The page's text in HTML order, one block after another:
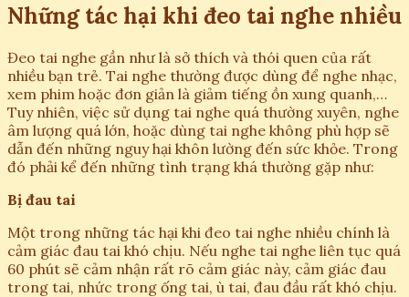
Những tác hại khi đeo tai nghe nhiều
Đeo tai nghe gần như là sở thích và thói quen của rất
nhiều bạn trẻ. Tai nghe thường được dùng để nghe nhạc,
xem phim hoặc đơn giản là giảm tiếng ồn xung quanh,…
Tuy nhiên, việc sử dụng tai nghe quá thường xuyên, nghe
âm lượng quá lớn, hoặc dùng tai nghe không phù hợp sẽ
dẫn đến những nguy hại khôn lường đến sức khỏe. Trong
đó phải kể đến những tình trạng khá thường gặp như:
Bị đau tai
Một trong những tác hại khi đeo tai nghe nhiều chính là
cảm giác đau tai khó chịu. Nếu nghe tai nghe liên tục quá
60 phút sẽ cảm nhận rất rõ cảm giác này, cảm giác đau
trong tai, nhức trong ống tai, ù tai, đau đầu rất khó chịu.